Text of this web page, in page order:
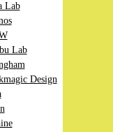
Lab
Lab
Design